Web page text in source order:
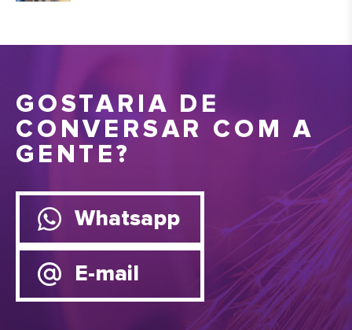
GOSTARIA DE
CONVERSAR COM A
GENTE?
Whatsapp
E-mail